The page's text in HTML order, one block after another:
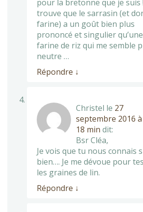
pour la bretonne que je suis
trouve que le sarrasin (et
farine) a un goût bien plus
prononcé et singulier qu’une
farine de riz qui me semble
neutre …
Répondre ↓
Christel le 27
septembre 2016
18 min dit:
Bsr Cléa,
Je vois que tu nous connais
bien…. Je me dévoue pour
les graines de lin.
Répondre ↓